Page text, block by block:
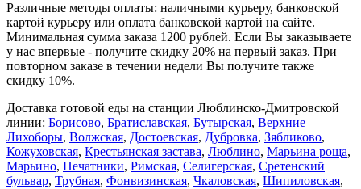
Различные методы оплаты: наличными курьеру, банковской
картой курьеру или оплата банковской картой на сайте.
Минимальная сумма заказа 1200 рублей. Если Вы заказываете
у нас впервые - получите скидку 20% на первый заказ. При
повторном заказе в течении недели Вы получите также
скидку 10%.
Доставка готовой еды на станции Люблинско-Дмитровской
линии: Борисово, Братиславская, Бутырская, Верхние
Лихоборы, Волжская, Достоевская, Дубровка, Зябликово,
Кожуховская, Крестьянская застава, Люблино, Марьина роща,
Марьино, Печатники, Римская, Селигерская, Сретенский
бульвар, Трубная, Фонвизинская, Чкаловская, Шипиловская,